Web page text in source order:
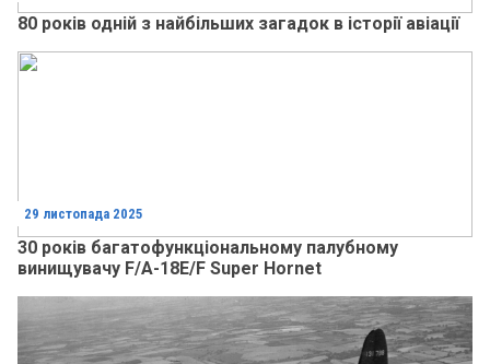
80 років одній з найбільших загадок в історії авіації
29 листопада 2025
30 років багатофункціональному палубному
винищувачу F/A-18E/F Super Hornet